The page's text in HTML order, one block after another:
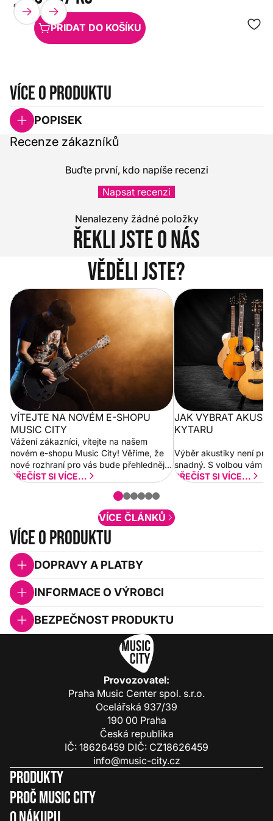
QSC
HX0000000036791
PŘIDAT DO KOŠÍKU
Více o produktu
POPISEK
Recenze zákazníků
Buďte první, kdo napíše recenzi
Napsat recenzi
Nenalezeny žádné položky
Řekli jste o nás
Věděli jste?
Vítejte na novém e-shopu Music
City
VÍTEJTE NA NOVÉM E-SHOPU
MUSIC CITY
Vážení zákazníci, vítejte na našem
novém e-shopu Music City! Věříme, že
nové rozhraní pro vás bude přehlednější
a rychlejší. Postupně budeme přidávat
PŘEČÍST SI VÍCE...
Jak vybrat
JAK VYBRAT
KYTARU
Výběr akustiky není pro
snadný. S volbou vám
PŘEČÍST SI VÍCE...
VÍCE ČLÁNKŮ
Více o produktu
DOPRAVY A PLATBY
INFORMACE O VÝROBCI
BEZPEČNOST PRODUKTU
Provozovatel:
Praha Music Center spol. s.r.o.
Ocelářská 937/39
190 00 Praha
Česká republika
IČ: 18626459 DIČ: CZ18626459
info@music-city.cz
Produkty
Proč Music City